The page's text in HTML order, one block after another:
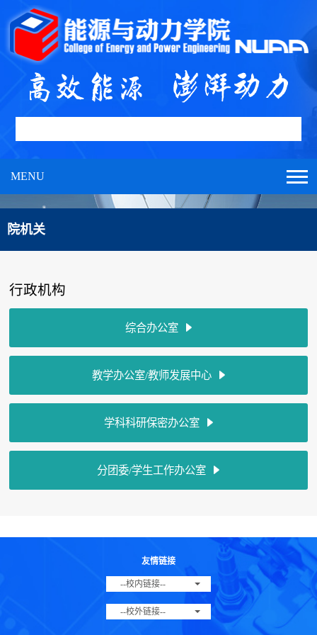
MENU
院机关
行政机构
综合办公室
教学办公室/教师发展中心
学科科研保密办公室
分团委/学生工作办公室
友情链接
--校内链接--
--校外链接--